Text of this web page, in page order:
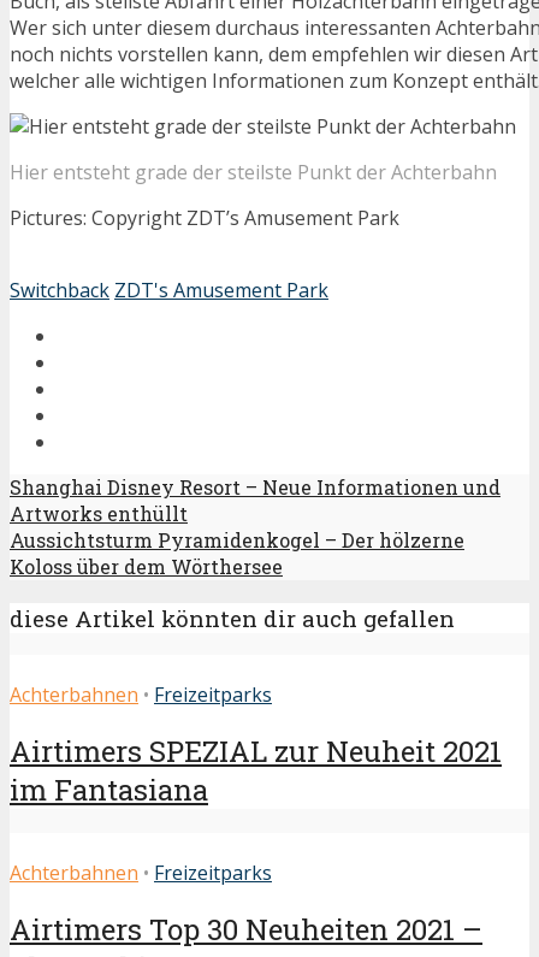
Wer sich unter diesem durchaus interessanten
noch nichts vorstellen kann, dem empfehlen wir diesen
welcher alle wichtigen Informationen zum Konzept
Hier entsteht grade der steilste Punkt der Achterbahn
Pictures: Copyright ZDT’s Amusement Park
Switchback ZDT's Amusement Park
Shanghai Disney Resort – Neue Informationen und
Artworks enthüllt
Aussichtsturm Pyramidenkogel – Der hölzerne
Koloss über dem Wörthersee
diese Artikel könnten dir auch gefallen
Achterbahnen • Freizeitparks
Airtimers SPEZIAL zur Neuheit 2021
im Fantasiana
Achterbahnen • Freizeitparks
Airtimers Top 30 Neuheiten 2021 –